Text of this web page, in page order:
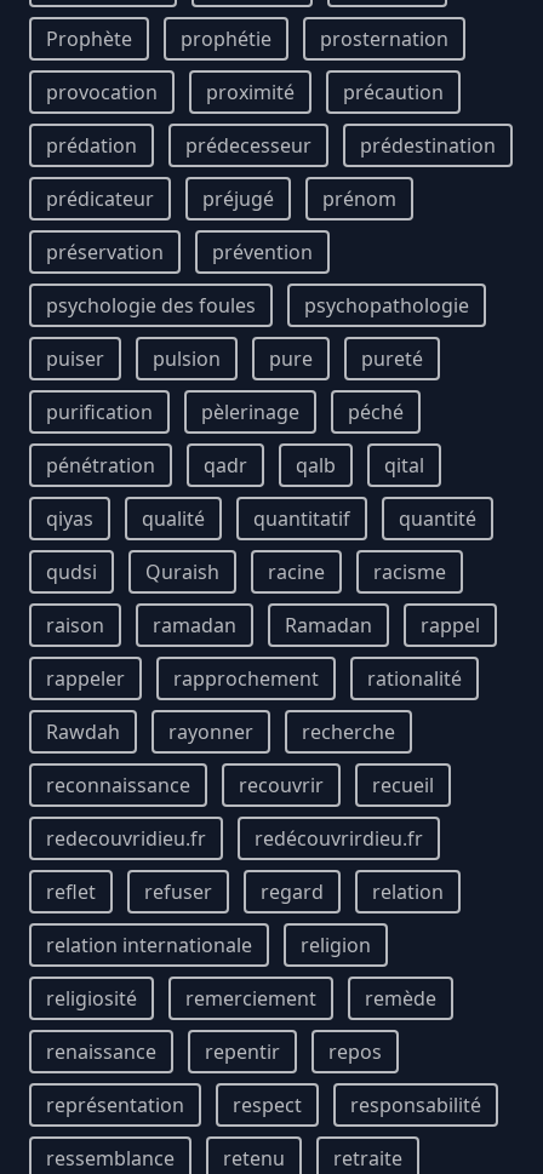
Prophète
prophétie
prosternation
provocation
proximité
précaution
prédation
prédecesseur
prédestination
prédicateur
préjugé
prénom
préservation
prévention
psychologie des foules
psychopathologie
puiser
pulsion pure
pureté
purification
pèlerinage
péché
pénétration
qadr qalb
qital
qiyas
qualité quantitatif
quantité
qudsi
Quraish racine
racisme
raison
ramadan Ramadan
rappel
rappeler
rapprochement
rationalité
Rawdah
rayonner
recherche
reconnaissance
recouvrir
recueil
redecouvridieu.fr
redécouvrirdieu.fr
reflet
refuser regard
relation
relation internationale
religion
religiosité
remerciement
remède
renaissance
repentir
repos
représentation
respect
responsabilité
ressemblance
retenu
retraite